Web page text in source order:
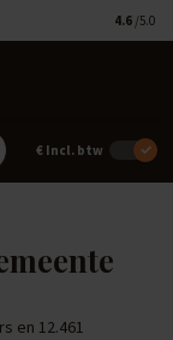
4.6 /5.0
€ Incl. btw
en 12.461